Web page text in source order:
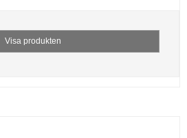
Visa produkten